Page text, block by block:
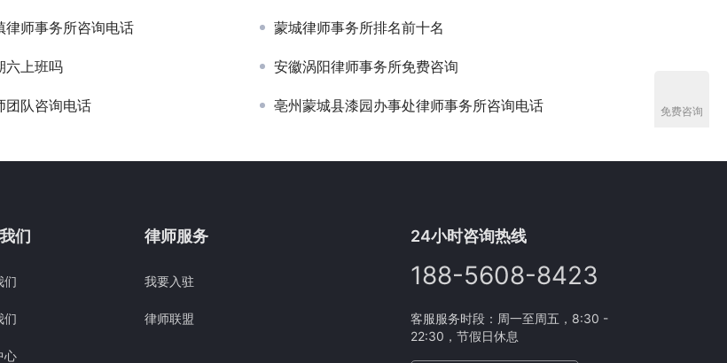
律师事务所咨询电话 蒙城律师事务所排名前十名
六上班吗 安徽涡阳律师事务所免费咨询
团队咨询电话 亳州蒙城县漆园办事处律师事务所咨询电话
们
们
们
心
律师服务
我要入驻
律师联盟
24小时咨询热线
188-5608-8423
客服服务时段：周一至周五，8:30 -
22:30，节假日休息
免费咨询